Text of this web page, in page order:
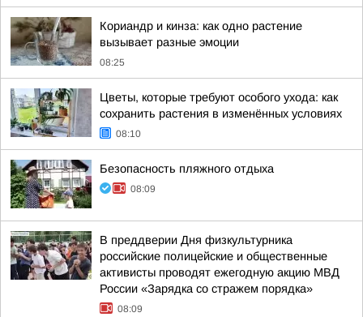
Кориандр и кинза: как одно растение
вызывает разные эмоции
08:25
Цветы, которые требуют особого ухода: как
сохранить растения в изменённых условиях
08:10
Безопасность пляжного отдыха
08:09
В преддверии Дня физкультурника
российские полицейские и общественные
активисты проводят ежегодную акцию МВД
России «Зарядка со стражем порядка»
08:09